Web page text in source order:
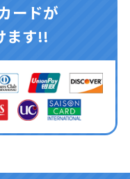
ードが
ます!!